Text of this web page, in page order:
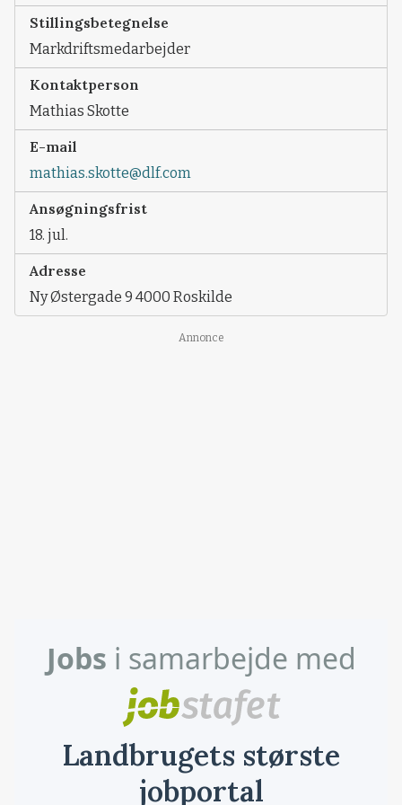
Stillingsbetegnelse
Markdriftsmedarbejder
Kontaktperson
Mathias Skotte
E-mail
mathias.skotte@dlf.com
Ansøgningsfrist
18. jul.
Adresse
Ny Østergade 9 4000 Roskilde
Annonce
Jobs i samarbejde med
Landbrugets største
jobportal